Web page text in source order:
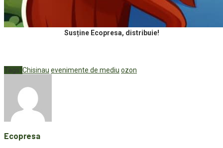
Susține Ecopresa, distribuie!
Tags: Chisinau evenimente de mediu ozon
Ecopresa